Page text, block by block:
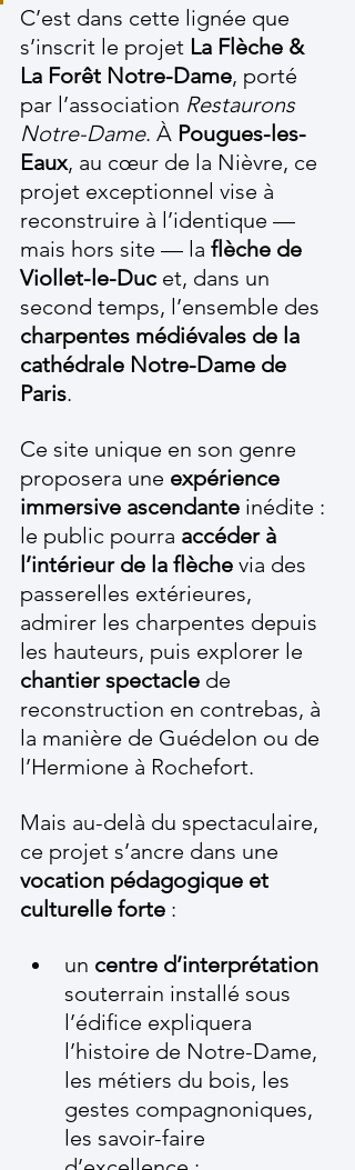
C’est dans cette lignée que
s’inscrit le projet La Flèche &
La Forêt Notre-Dame, porté
par l’association Restaurons
Notre-Dame. À Pougues-les-
Eaux, au cœur de la Nièvre, ce
projet exceptionnel vise à
reconstruire à l’identique —
mais hors site — la flèche de
Viollet-le-Duc et, dans un
second temps, l’ensemble des
charpentes médiévales de la
cathédrale Notre-Dame de
Paris.
Ce site unique en son genre
proposera une expérience
immersive ascendante inédite :
le public pourra accéder à
l’intérieur de la flèche via des
passerelles extérieures,
admirer les charpentes depuis
les hauteurs, puis explorer le
chantier spectacle de
reconstruction en contrebas, à
la manière de Guédelon ou de
l’Hermione à Rochefort.
Mais au-delà du spectaculaire,
ce projet s’ancre dans une
vocation pédagogique et
culturelle forte :
un centre d’interprétation
souterrain installé sous
l’édifice expliquera
l’histoire de Notre-Dame,
les métiers du bois, les
gestes compagnoniques,
les savoir-faire